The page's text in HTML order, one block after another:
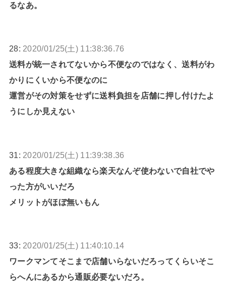
るなあ。
28: 2020/01/25(土) 11:38:36.76
送料が統一されてないから不便なのではなく、送料がわ
かりにくいから不便なのに
運営がその対策をせずに送料負担を店舗に押し付けたよ
うにしか見えない
31: 2020/01/25(土) 11:39:38.36
ある程度大きな組織なら楽天なんぞ使わないで自社でや
った方がいいだろ
メリットがほぼ無いもん
33: 2020/01/25(土) 11:40:10.14
ワークマンてそこまで店舗いらないだろってくらいそこ
らへんにあるから通販必要ないだろ。